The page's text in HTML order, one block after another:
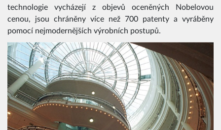
technologie vycházejí z objevů oceněných Nobelovou
cenou, jsou chráněny více než 700 patenty a vyráběny
pomocí nejmodernějších výrobních postupů.